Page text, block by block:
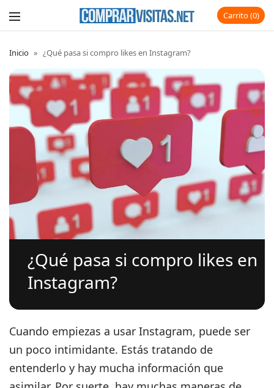
Carrito 0
Inicio » ¿Qué pasa si compro likes en Instagram?
¿Qué pasa si compro likes en
Instagram?
Cuando empiezas a usar Instagram, puede ser
un poco intimidante. Estás tratando de
entenderlo y hay mucha información que